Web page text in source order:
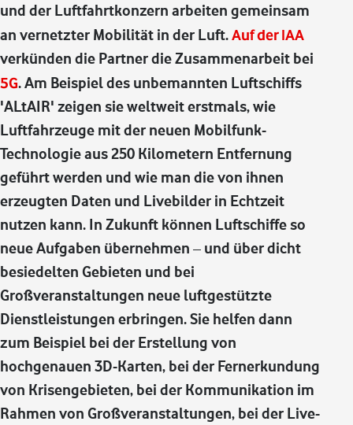
und der Luftfahrtkonzern arbeiten gemeinsam
an vernetzter Mobilität in der Luft.Auf der IAA
verkünden die Partner die Zusammenarbeit bei
5G. Am Beispiel des unbemannten Luftschiffs
'ALtAIR' zeigen sie weltweit erstmals, wie
Luftfahrzeuge mit der neuen Mobilfunk-
Technologie aus 250 Kilometern Entfernung
geführt werden und wie man die von ihnen
erzeugten Daten und Livebilder in Echtzeit
nutzen kann. In Zukunft können Luftschiffe so
neue Aufgaben übernehmen – und über dicht
besiedelten Gebieten und bei
Großveranstaltungen neue luftgestützte
Dienstleistungen erbringen. Sie helfen dann
zum Beispiel bei der Erstellung von
hochgenauen 3D-Karten, bei der Fernerkundung
von Krisengebieten, bei der Kommunikation im
Rahmen von Großveranstaltungen, bei der Live-